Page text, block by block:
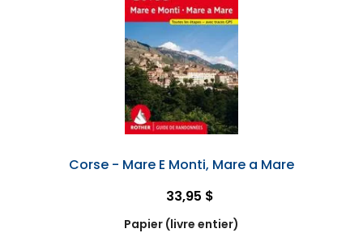
Corse - Mare E Monti, Mare a Mare
33,95 $
Papier (livre entier)